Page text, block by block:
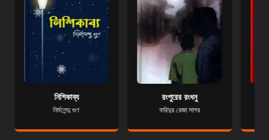
নিশিকাব্য
নির্মলেন্দু গুণ
রংপুরের রংধনু
ফরিদুর রেজা সাগর